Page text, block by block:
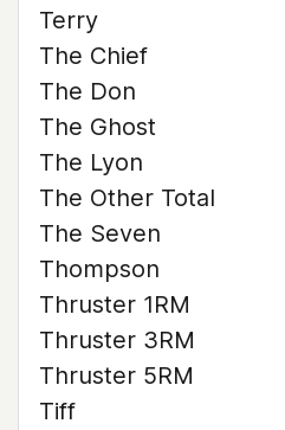
Terry
The Chief
The Don
The Ghost
The Lyon
The Other Total
The Seven
Thompson
Thruster 1RM
Thruster 3RM
Thruster 5RM
Tiff